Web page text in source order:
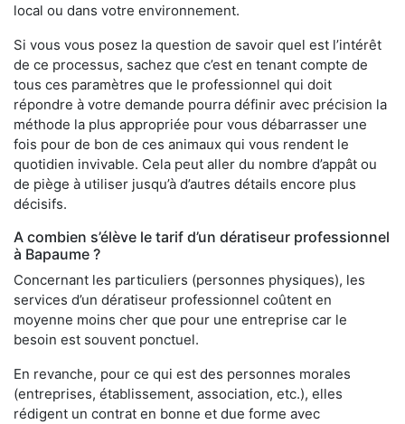
local ou dans votre environnement.
Si vous vous posez la question de savoir quel est l’intérêt
de ce processus, sachez que c’est en tenant compte de
tous ces paramètres que le professionnel qui doit
répondre à votre demande pourra définir avec précision la
méthode la plus appropriée pour vous débarrasser une
fois pour de bon de ces animaux qui vous rendent le
quotidien invivable. Cela peut aller du nombre d’appât ou
de piège à utiliser jusqu’à d’autres détails encore plus
décisifs.
A combien s’élève le tarif d’un dératiseur professionnel
à Bapaume ?
Concernant les particuliers (personnes physiques), les
services d’un dératiseur professionnel coûtent en
moyenne moins cher que pour une entreprise car le
besoin est souvent ponctuel.
En revanche, pour ce qui est des personnes morales
(entreprises, établissement, association, etc.), elles
rédigent un contrat en bonne et due forme avec